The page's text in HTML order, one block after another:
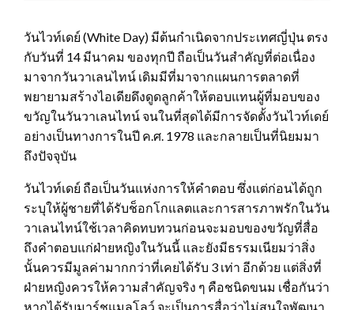
วันไวท์เดย์ (White Day) มีต้นกำเนิดจากประเทศญี่ปุ่น ตรง
กับวันที่ 14 มีนาคม ของทุกปี ถือเป็นวันสำคัญที่ต่อเนื่อง
มาจากวันวาเลนไทน์ เดิมมีที่มาจากแผนการตลาดที่
พยายามสร้างไอเดียดึงดูดลูกค้าให้ตอบแทนผู้ที่มอบของ
ขวัญในวันวาเลนไทน์ จนในที่สุดได้มีการจัดตั้งวันไวท์เดย์
อย่างเป็นทางการในปี ค.ศ. 1978 และกลายเป็นที่นิยมมา
ถึงปัจจุบัน
วันไวท์เดย์ ถือเป็นวันแห่งการให้คำตอบ ซึ่งแต่ก่อนได้ถูก
ระบุให้ผู้ชายที่ได้รับช็อกโกแลตและการสารภาพรักในวัน
วาเลนไทน์ใช้เวลาคิดทบทวนก่อนจะมอบของขวัญที่สื่อ
ถึงคำตอบแก่ฝ่ายหญิงในวันนี้ และยังมีธรรมเนียมว่าสิ่ง
นั้นควรมีมูลค่ามากกว่าที่เคยได้รับ 3 เท่า อีกด้วย แต่สิ่งที่
ฝ่ายหญิงควรให้ความสำคัญจริง ๆ คือชนิดขนม เชื่อกันว่า
หากได้รับมาร์ชแมลโลว์ จะเป็นการสื่อว่าไม่สนใจพัฒนา